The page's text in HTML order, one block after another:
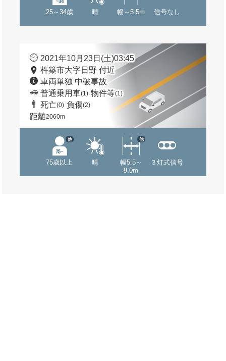
25～34歳 晴 幅～5.5m 信号なし
2021年10月23日(土)03:45
杵築市大字日野 付近
車両単独 中破事故
普通乗用車(1) 物件等(1)
死亡(0) 負傷(2)
距離2060m
75歳以上
他
晴
幅5.5～
9.0m
他
３灯式信号